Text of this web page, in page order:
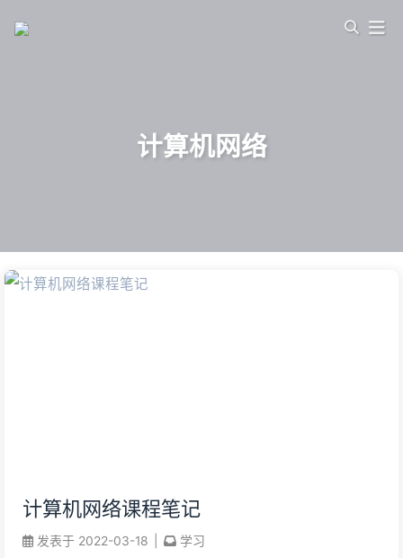
计算机网络
计算机网络课程笔记
发表于 2022-03-18 学习